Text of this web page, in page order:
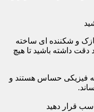
و شکننده ای ساخته
دقت داشته باشید تا هیچ
فیزیکی حساس هستند و